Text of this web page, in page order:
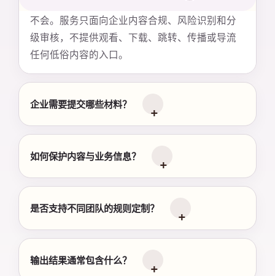
不会。服务只面向企业内容合规、风险识别和分
级审核，不提供观看、下载、跳转、传播或导流
任何低俗内容的入口。
企业需要提交哪些材料？
如何保护内容与业务信息？
是否支持不同团队的规则定制？
输出结果通常包含什么？